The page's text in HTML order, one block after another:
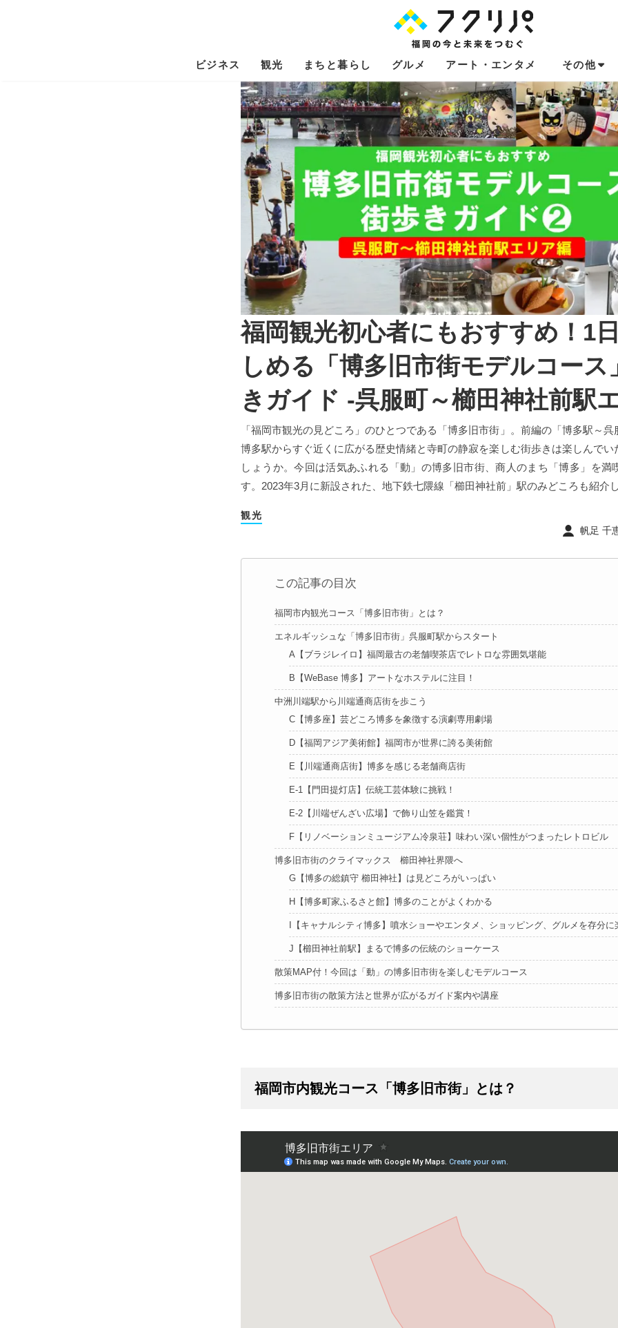
ビジネス 観光 まちと暮らし グルメ アート・エンタメ その他
これからのお
福岡あるある
連載
不動産コラム
福岡観光初心者にもおすすめ！1
しめる「博多旧市街モデルコース
きガイド -呉服町～櫛田神社前駅
「福岡市観光の見どころ」のひとつである「博多旧市街」。前編の「博多駅～呉
博多駅からすぐ近くに広がる歴史情緒と寺町の静寂を楽しむ街歩きは楽しんでい
しょうか。今回は活気あふれる「動」の博多旧市街、商人のまち「博多」を満
す。2023年3月に新設された、地下鉄七隈線「櫛田神社前」駅のみどころも紹介
観光
帆足 千
この記事の目次
福岡市内観光コース「博多旧市街」とは？
エネルギッシュな「博多旧市街」呉服町駅からスタート
A【ブラジレイロ】福岡最古の老舗喫茶店でレトロな雰囲気堪能
B【WeBase 博多】アートなホステルに注目！
中洲川端駅から川端通商店街を歩こう
C【博多座】芸どころ博多を象徴する演劇専用劇場
D【福岡アジア美術館】福岡市が世界に誇る美術館
E【川端通商店街】博多を感じる老舗商店街
E-1【門田提灯店】伝統工芸体験に挑戦！
E-2【川端ぜんざい広場】で飾り山笠を鑑賞！
F【リノベーションミュージアム冷泉荘】味わい深い個性がつまったレトロビル
博多旧市街のクライマックス 櫛田神社界隈へ
G【博多の総鎮守 櫛田神社】は見どころがいっぱい
H【博多町家ふるさと館】博多のことがよくわかる
I【キャナルシティ博多】噴水ショーやエンタメ、ショッピング、グルメを存分に
J【櫛田神社前駅】まるで博多の伝統のショーケース
散策MAP付！今回は「動」の博多旧市街を楽しむモデルコース
博多旧市街の散策方法と世界が広がるガイド案内や講座
福岡市内観光コース「博多旧市街」とは？